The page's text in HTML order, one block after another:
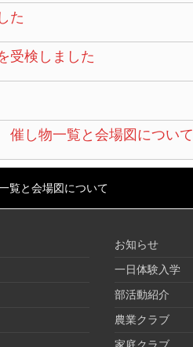
た
受検しました
物一覧と会場図について
と会場図について
お知らせ
一日体験入学
部活動紹介
農業クラブ